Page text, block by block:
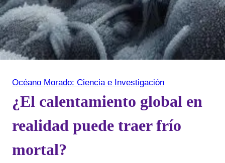
Océano Morado: Ciencia e Investigación
¿El calentamiento global en
realidad puede traer frío
mortal?